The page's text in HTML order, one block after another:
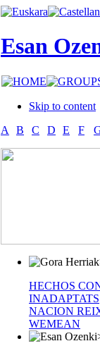
Esan
Skip to content
A
B C D E F
HECHOS
INADAPTATS
NACION
WEMEAN